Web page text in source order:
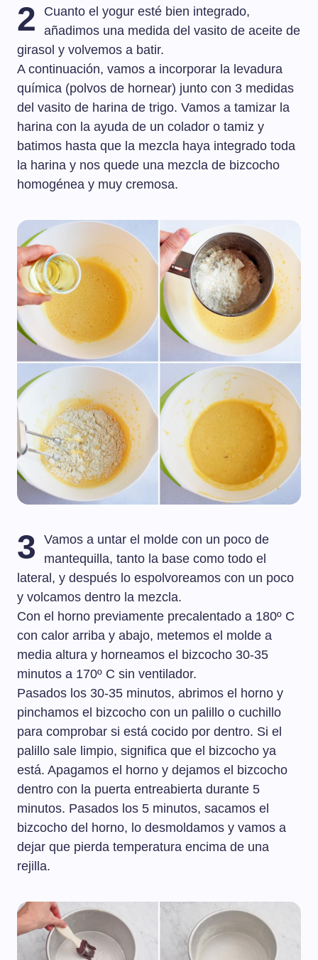
2
Cuanto el yogur esté bien integrado,
añadimos una medida del vasito de aceite de
girasol y volvemos a batir.
A continuación, vamos a incorporar la levadura
química (polvos de hornear) junto con 3 medidas
del vasito de harina de trigo. Vamos a tamizar la
harina con la ayuda de un colador o tamiz y
batimos hasta que la mezcla haya integrado toda
la harina y nos quede una mezcla de bizcocho
homogénea y muy cremosa.
3
Vamos a untar el molde con un poco de
mantequilla, tanto la base como todo el
lateral, y después lo espolvoreamos con un poco
y volcamos dentro la mezcla.
Con el horno previamente precalentado a 180º C
con calor arriba y abajo, metemos el molde a
media altura y horneamos el bizcocho 30-35
minutos a 170º C sin ventilador.
Pasados los 30-35 minutos, abrimos el horno y
pinchamos el bizcocho con un palillo o cuchillo
para comprobar si está cocido por dentro. Si el
palillo sale limpio, significa que el bizcocho ya
está. Apagamos el horno y dejamos el bizcocho
dentro con la puerta entreabierta durante 5
minutos. Pasados los 5 minutos, sacamos el
bizcocho del horno, lo desmoldamos y vamos a
dejar que pierda temperatura encima de una
rejilla.